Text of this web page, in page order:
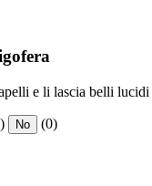
e li lascia belli lucidi
No (0)